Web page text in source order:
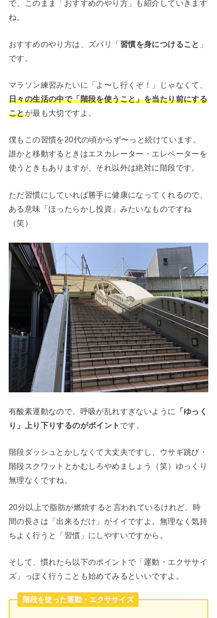
で、このまま「おすすめのやり方」も紹介していきます
ね。
おすすめのやり方は、ズバリ「習慣を身につけること 」
です。
マラソン練習みたいに「よ〜し行くぞ！」じゃなくて、
日々の生活の中で「階段を使うこと」を当たり前にする
ことが最も大切ですよ。
僕もこの習慣を20代の頃からず〜っと続けています。
誰かと移動するときはエスカレーター・エレベーターを
使うときもありますが、それ以外は絶対に階段です。
ただ習慣にしていれば勝手に健康になってくれるので、
ある意味「ほったらかし投資」みたいなものですね
（笑）
有酸素運動なので、呼吸が乱れすぎないように
「ゆっく
り」上り下りするのがポイント です。
階段ダッシュとかしなくて大丈夫ですし、ウサギ跳び・
階段スクワットとかむしろやめましょう（笑）ゆっくり
無理なくですね。
20分以上で脂肪が燃焼すると言われているけれど、時
間の長さは「出来るだけ」がイイですよ。無理なく気持
ちよく行うと「習慣」にしやすいですから。
そして、慣れたら以下のポイントで「運動・エクササイ
ズ」っぽく行うことも始めてみるといいですよ。
階段を使った運動・エクササイズ